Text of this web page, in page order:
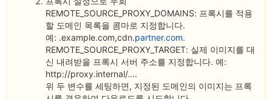
REMOTE_SOURCE_PROXY_DOMAINS: 프록시를 적용
할 도메인 목록을 콤마로 지정합니다.
예: .example.com,cdn.partner.com.
REMOTE_SOURCE_PROXY_TARGET: 실제 이미지를 대
신 내려받을 프록시 서버 주소를 지정합니다. 예:
http://proxy.internal/....
위 두 변수를 세팅하면, 지정된 도메인의 이미지는 프록